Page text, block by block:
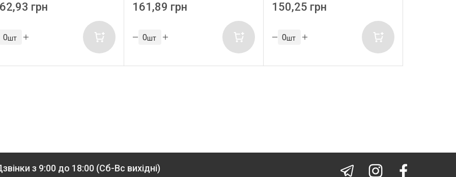
грн
шт
161,89 грн
шт
150,25 грн
шт
з 9:00 до 18:00 (Сб-Вс вихідні)